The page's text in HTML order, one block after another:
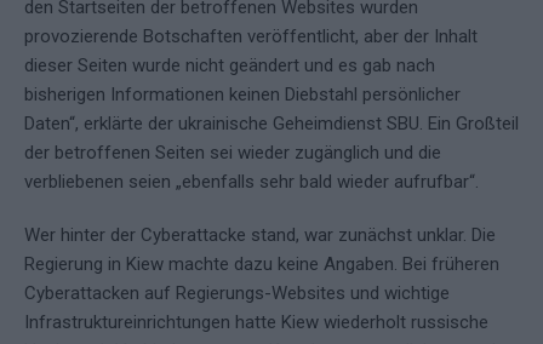
den Startseiten der betroffenen Websites wurden
provozierende Botschaften veröffentlicht, aber der Inhalt
dieser Seiten wurde nicht geändert und es gab nach
bisherigen Informationen keinen Diebstahl persönlicher
Daten“, erklärte der ukrainische Geheimdienst SBU. Ein Großteil
der betroffenen Seiten sei wieder zugänglich und die
verbliebenen seien „ebenfalls sehr bald wieder aufrufbar“.
Wer hinter der Cyberattacke stand, war zunächst unklar. Die
Regierung in Kiew machte dazu keine Angaben. Bei früheren
Cyberattacken auf Regierungs-Websites und wichtige
Infrastruktureinrichtungen hatte Kiew wiederholt russische